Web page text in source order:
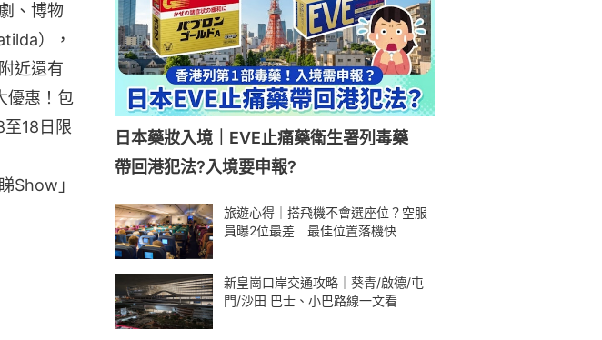
、博物
），
近還有
優惠！包
18日限
Show」
日本藥妝入境｜EVE止痛藥衛生署列毒藥
帶回港犯法?入境要申報?
旅遊心得｜搭飛機不會選座位？空服
員曝2位最差 最佳位置落機快
新皇崗口岸交通攻略｜葵青/啟德/屯
門/沙田 巴士、小巴路線一文看